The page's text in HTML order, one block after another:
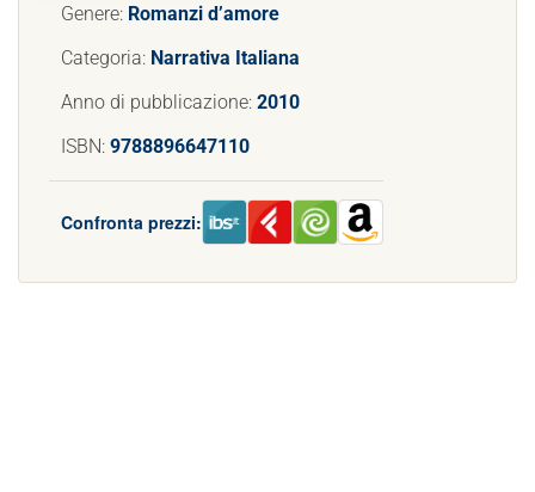
Genere: Romanzi d’amore
Categoria: Narrativa Italiana
Anno di pubblicazione: 2010
ISBN: 9788896647110
Confronta prezzi: